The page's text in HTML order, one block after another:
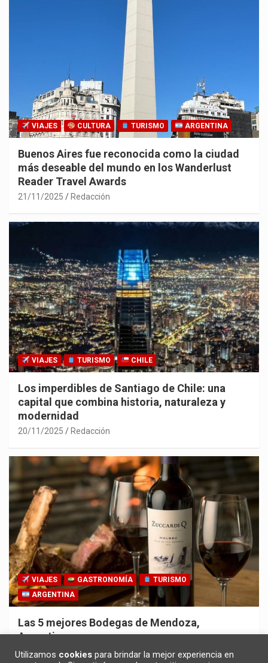
VIAJES CULTURA TURISMO ARGENTINA
Buenos Aires fue reconocida como la ciudad
más deseable del mundo en los Wanderlust
Reader Travel Awards
21/11/2025 Redacción
VIAJES TURISMO CHILE
Los imperdibles de Santiago de Chile: una
capital que combina historia, naturaleza y
modernidad
20/11/2025 Redacción
VIAJES GASTRONOMÍA
TURISMO
ARGENTINA
Las 5 mejores Bodegas de Mendoza,
Argentina
30/10/2025 Redacción
Utilizamos cookies para brindar la mejor experiencia en